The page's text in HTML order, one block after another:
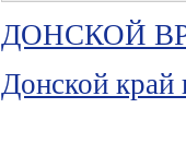
ДОНСКОЙ
Донской край